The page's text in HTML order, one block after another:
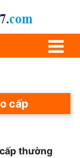
cấp
thường